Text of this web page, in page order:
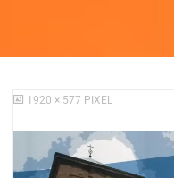
ORIGINALGRÖSSE
1920 × 577 PIXEL